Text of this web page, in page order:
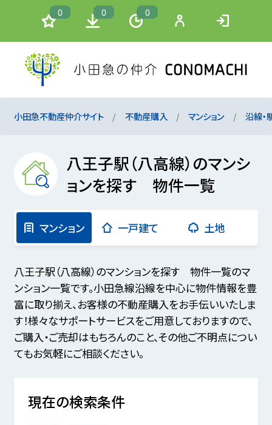
0 0 0
小田急不動産仲介サイト 不動産購入 マンション 沿線・
八王子駅（八高線）のマンシ
ョンを探す 物件一覧
マンション 一戸建て 土地
八王子駅（八高線）のマンションを探す 物件一覧のマ
ンション一覧です。小田急線沿線を中心に物件情報を豊
富に取り揃え、お客様の不動産購入をお手伝いいたしま
す！様々なサポートサービスをご用意しておりますので、
ご購入・ご売却はもちろんのこと、その他ご不明点につい
てもお気軽にご相談ください。
現在の検索条件